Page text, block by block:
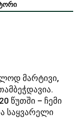
მარტივი,
წუთში – ჩემი
საყვარელი